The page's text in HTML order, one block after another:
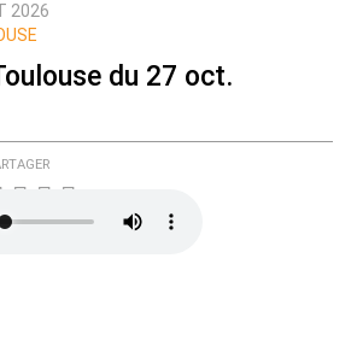
tous les nouveaux commentaires
2026
du 27 oct.